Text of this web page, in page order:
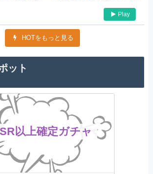
Play
HOTをもっと見る
ット
以上確定ガチャ